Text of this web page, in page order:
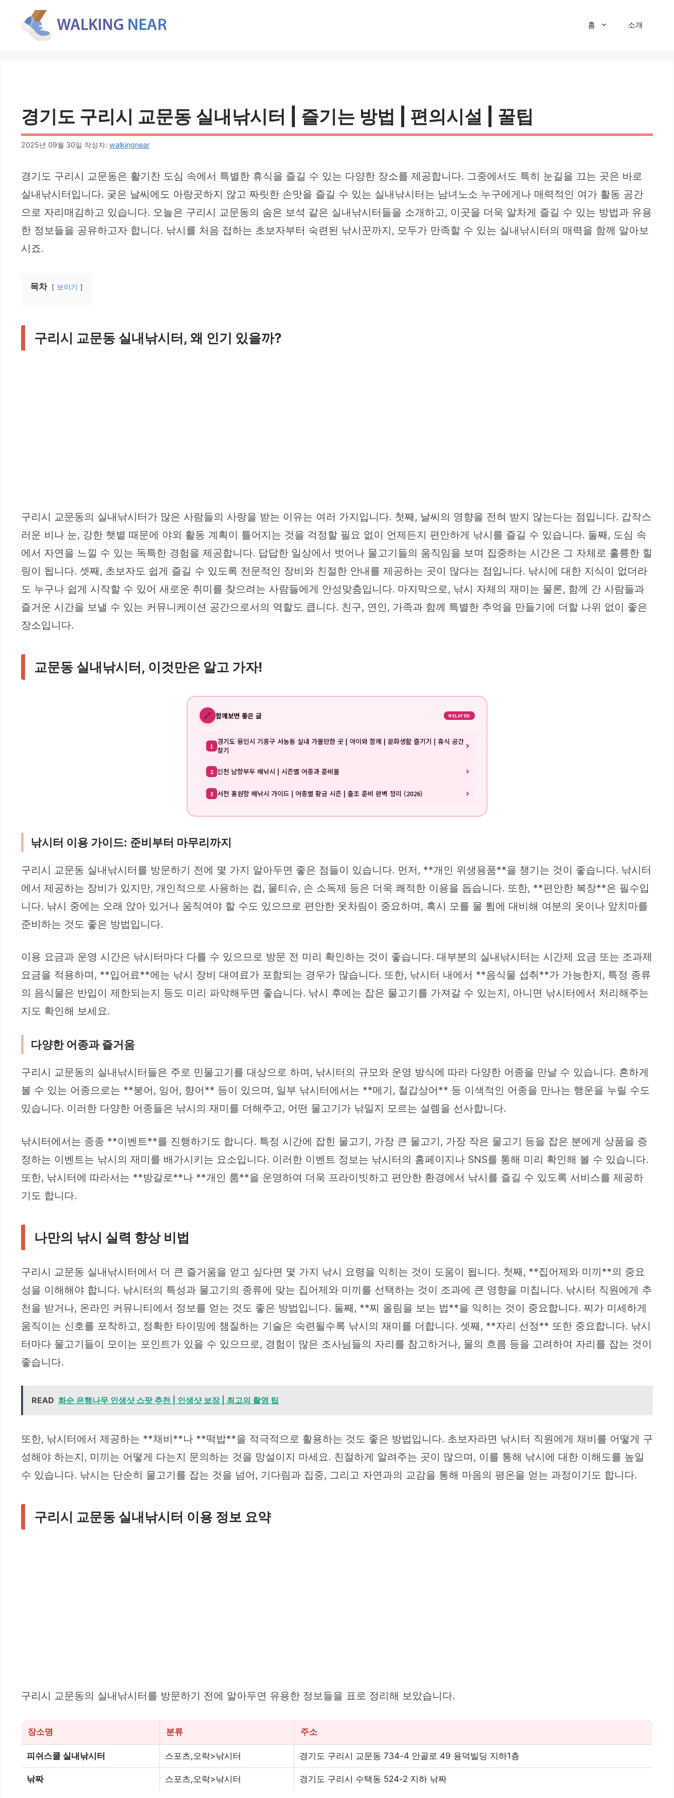
홈 소개
경기도 구리시 교문동 실내낚시터 | 즐기는 방법 | 편의시설 | 꿀팁
2025년 09월 30일 작성자: walkingnear
경기도 구리시 교문동은 활기찬 도심 속에서 특별한 휴식을 즐길 수 있는 다양한 장소를 제공합니다. 그중에서도 특히 눈길을 끄는 곳은 바로
실내낚시터입니다. 궂은 날씨에도 아랑곳하지 않고 짜릿한 손맛을 즐길 수 있는 실내낚시터는 남녀노소 누구에게나 매력적인 여가 활동 공간
으로 자리매김하고 있습니다. 오늘은 구리시 교문동의 숨은 보석 같은 실내낚시터들을 소개하고, 이곳을 더욱 알차게 즐길 수 있는 방법과 유용
한 정보들을 공유하고자 합니다. 낚시를 처음 접하는 초보자부터 숙련된 낚시꾼까지, 모두가 만족할 수 있는 실내낚시터의 매력을 함께 알아보
시죠.
목차 보이기
구리시 교문동 실내낚시터, 왜 인기 있을까?
구리시 교문동의 실내낚시터가 많은 사람들의 사랑을 받는 이유는 여러 가지입니다. 첫째, 날씨의 영향을 전혀 받지 않는다는 점입니다. 갑작스
러운 비나 눈, 강한 햇볕 때문에 야외 활동 계획이 틀어지는 것을 걱정할 필요 없이 언제든지 편안하게 낚시를 즐길 수 있습니다. 둘째, 도심 속
에서 자연을 느낄 수 있는 독특한 경험을 제공합니다. 답답한 일상에서 벗어나 물고기들의 움직임을 보며 집중하는 시간은 그 자체로 훌륭한 힐
링이 됩니다. 셋째, 초보자도 쉽게 즐길 수 있도록 전문적인 장비와 친절한 안내를 제공하는 곳이 많다는 점입니다. 낚시에 대한 지식이 없더라
도 누구나 쉽게 시작할 수 있어 새로운 취미를 찾으려는 사람들에게 안성맞춤입니다. 마지막으로, 낚시 자체의 재미는 물론, 함께 간 사람들과
즐거운 시간을 보낼 수 있는 커뮤니케이션 공간으로서의 역할도 큽니다. 친구, 연인, 가족과 함께 특별한 추억을 만들기에 더할 나위 없이 좋은
장소입니다.
교문동 실내낚시터, 이것만은 알고 가자!
🔗 함께보면 좋은 글 RELATED
1 경기도 용인시 기흥구 서농동 실내 가볼만한 곳 | 아이와 함께 | 문화생활 즐기기 | 휴식 공간
찾기
2 인천 남항부두 배낚시 | 시즌별 어종과 준비물
3 서천 홍원항 배낚시 가이드 | 어종별 황금 시즌 | 출조 준비 완벽 정리 (2026)
낚시터 이용 가이드: 준비부터 마무리까지
구리시 교문동 실내낚시터를 방문하기 전에 몇 가지 알아두면 좋은 점들이 있습니다. 먼저, **개인 위생용품**을 챙기는 것이 좋습니다. 낚시터
에서 제공하는 장비가 있지만, 개인적으로 사용하는 컵, 물티슈, 손 소독제 등은 더욱 쾌적한 이용을 돕습니다. 또한, **편안한 복장**은 필수입
니다. 낚시 중에는 오래 앉아 있거나 움직여야 할 수도 있으므로 편안한 옷차림이 중요하며, 혹시 모를 물 튐에 대비해 여분의 옷이나 앞치마를
준비하는 것도 좋은 방법입니다.
이용 요금과 운영 시간은 낚시터마다 다를 수 있으므로 방문 전 미리 확인하는 것이 좋습니다. 대부분의 실내낚시터는 시간제 요금 또는 조과제
요금을 적용하며, **입어료**에는 낚시 장비 대여료가 포함되는 경우가 많습니다. 또한, 낚시터 내에서 **음식물 섭취**가 가능한지, 특정 종류
의 음식물은 반입이 제한되는지 등도 미리 파악해두면 좋습니다. 낚시 후에는 잡은 물고기를 가져갈 수 있는지, 아니면 낚시터에서 처리해주는
지도 확인해 보세요.
다양한 어종과 즐거움
구리시 교문동의 실내낚시터들은 주로 민물고기를 대상으로 하며, 낚시터의 규모와 운영 방식에 따라 다양한 어종을 만날 수 있습니다. 흔하게
볼 수 있는 어종으로는 **붕어, 잉어, 향어** 등이 있으며, 일부 낚시터에서는 **메기, 철갑상어** 등 이색적인 어종을 만나는 행운을 누릴 수도
있습니다. 이러한 다양한 어종들은 낚시의 재미를 더해주고, 어떤 물고기가 낚일지 모르는 설렘을 선사합니다.
낚시터에서는 종종 **이벤트**를 진행하기도 합니다. 특정 시간에 잡힌 물고기, 가장 큰 물고기, 가장 작은 물고기 등을 잡은 분에게 상품을 증
정하는 이벤트는 낚시의 재미를 배가시키는 요소입니다. 이러한 이벤트 정보는 낚시터의 홈페이지나 SNS를 통해 미리 확인해 볼 수 있습니다.
또한, 낚시터에 따라서는 **방갈로**나 **개인 룸**을 운영하여 더욱 프라이빗하고 편안한 환경에서 낚시를 즐길 수 있도록 서비스를 제공하
기도 합니다.
나만의 낚시 실력 향상 비법
구리시 교문동 실내낚시터에서 더 큰 즐거움을 얻고 싶다면 몇 가지 낚시 요령을 익히는 것이 도움이 됩니다. 첫째, **집어제와 미끼**의 중요
성을 이해해야 합니다. 낚시터의 특성과 물고기의 종류에 맞는 집어제와 미끼를 선택하는 것이 조과에 큰 영향을 미칩니다. 낚시터 직원에게 추
천을 받거나, 온라인 커뮤니티에서 정보를 얻는 것도 좋은 방법입니다. 둘째, **찌 올림을 보는 법**을 익히는 것이 중요합니다. 찌가 미세하게
움직이는 신호를 포착하고, 정확한 타이밍에 챔질하는 기술은 숙련될수록 낚시의 재미를 더합니다. 셋째, **자리 선정** 또한 중요합니다. 낚시
터마다 물고기들이 모이는 포인트가 있을 수 있으므로, 경험이 많은 조사님들의 자리를 참고하거나, 물의 흐름 등을 고려하여 자리를 잡는 것이
좋습니다.
READ 화순 은행나무 인생샷 스팟 추천 | 인생샷 보장 | 최고의 촬영 팁
또한, 낚시터에서 제공하는 **채비**나 **떡밥**을 적극적으로 활용하는 것도 좋은 방법입니다. 초보자라면 낚시터 직원에게 채비를 어떻게 구
성해야 하는지, 미끼는 어떻게 다는지 문의하는 것을 망설이지 마세요. 친절하게 알려주는 곳이 많으며, 이를 통해 낚시에 대한 이해도를 높일
수 있습니다. 낚시는 단순히 물고기를 잡는 것을 넘어, 기다림과 집중, 그리고 자연과의 교감을 통해 마음의 평온을 얻는 과정이기도 합니다.
구리시 교문동 실내낚시터 이용 정보 요약
구리시 교문동의 실내낚시터를 방문하기 전에 알아두면 유용한 정보들을 표로 정리해 보았습니다.
장소명 분류 주소
피쉬스쿨 실내낚시터 스포츠,오락>낚시터 경기도 구리시 교문동 734-4 안골로 49 용덕빌딩 지하1층
낚짜 스포츠,오락>낚시터 경기도 구리시 수택동 524-2 지하 낚짜